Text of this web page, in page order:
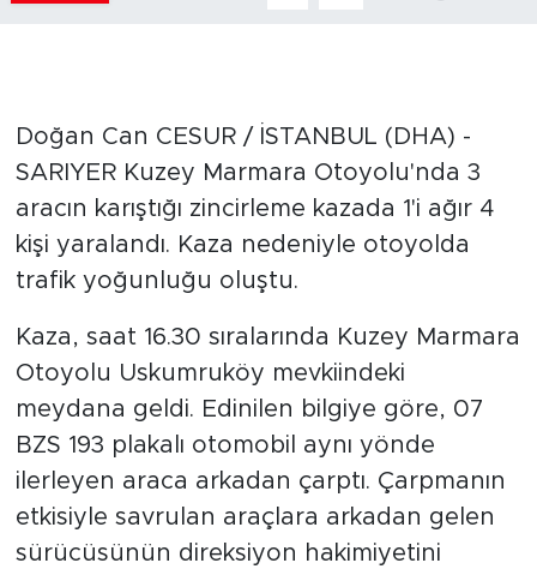
Doğan Can CESUR / İSTANBUL (DHA) -
SARIYER Kuzey Marmara Otoyolu'nda 3
aracın karıştığı zincirleme kazada 1'i ağır 4
kişi yaralandı. Kaza nedeniyle otoyolda
trafik yoğunluğu oluştu.
Kaza, saat 16.30 sıralarında Kuzey Marmara
Otoyolu Uskumruköy mevkiindeki
meydana geldi. Edinilen bilgiye göre, 07
BZS 193 plakalı otomobil aynı yönde
ilerleyen araca arkadan çarptı. Çarpmanın
etkisiyle savrulan araçlara arkadan gelen
sürücüsünün direksiyon hakimiyetini